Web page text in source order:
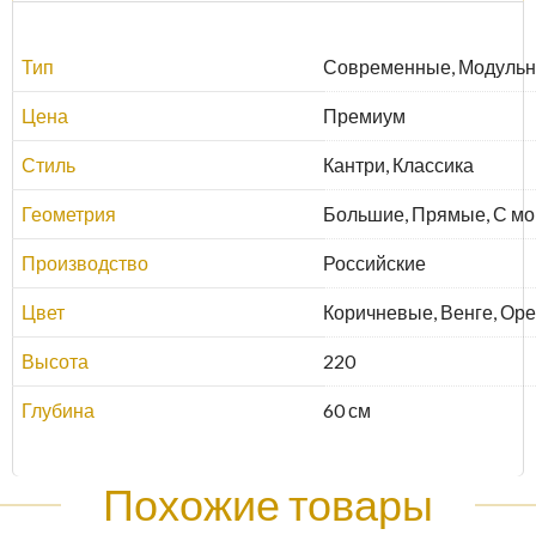
Тип Современные,
Цена Премиум
Стиль Кантри, Классика
Геометрия Большие, Прямые, С
Производство Российские
Цвет Коричневые, Венге,
Высота 220
Глубина 60 см
Похожие товары